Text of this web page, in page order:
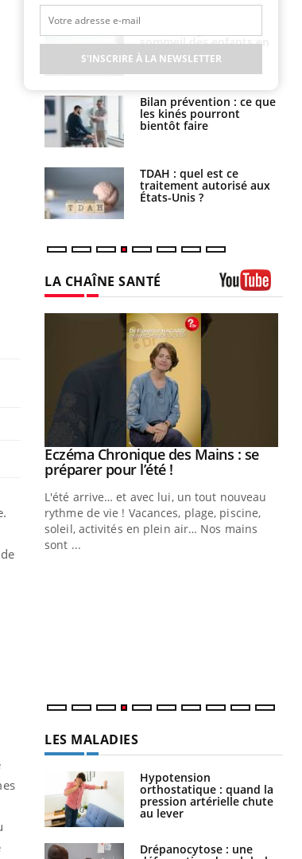
fille
:
la
:
sommeil des enfants en
vacances ?
Bilan prévention : ce que
les kinés pourront
bientôt faire
TDAH : quel est ce
traitement autorisé aux
États-Unis ?
LA CHAÎNE SANTÉ
Youtube
Eczéma Chronique des Mains : se
préparer pour l’été !Youtube
L'été arrive… et avec lui, un tout nouveau
rythme de vie ! Vacances, plage, piscine,
soleil, activités en plein air… Nos mains
sont ...
LES MALADIES
Hypotension
orthostatique : quand la
pression artérielle chute
au lever
Drépanocytose : une
S'INSCRIRE À LA NEWSLETTER